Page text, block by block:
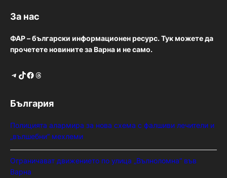
За нас
ФАР – български информационен ресурс. Тук можете да
прочетете новините за Варна и не само.
Telegram TikTok Facebook Threads
България
Полицията алармира за нова схема с фалшиви лечители и
„вълшебни“ мехлеми
Ограничават движението по улица „Вълноломна“ във
Варна